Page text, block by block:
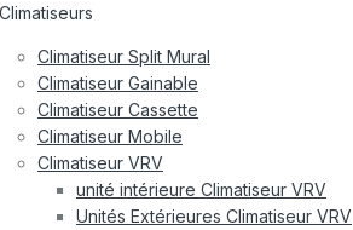
Climatiseurs
Climatiseur Split Mural
Climatiseur Gainable
Climatiseur Cassette
Climatiseur Mobile
Climatiseur VRV
unité intérieure Climatiseur VRV
Unités Extérieures Climatiseur VRV